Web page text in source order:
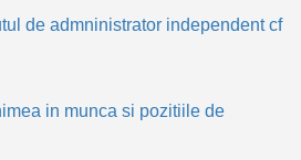
de admninistrator independent cf
in munca si pozitiile de